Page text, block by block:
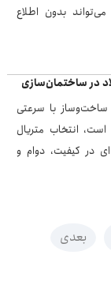
بدون اطلاع
در ساختمان‌سازی
با سرعتی
انتخاب متریال
در کیفیت، دوام و
بعدی